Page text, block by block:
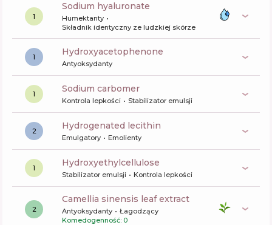
1
sodium hyaluronate
Humektanty
Składnik identyczny ze ludzkiej skórze
1 Hydroxyacetophenone
Antyoksydanty
1 sodium carbomer
Kontrola lepkości Stabilizator emulsji
2 hydrogenated lecithin
Emulgatory Emolienty
1 hydroxyethylcellulose
Stabilizator emulsji Kontrola lepkości
2
camellia sinensis leaf extract
Antyoksydanty
Łagodzący
Komedogenność: 0